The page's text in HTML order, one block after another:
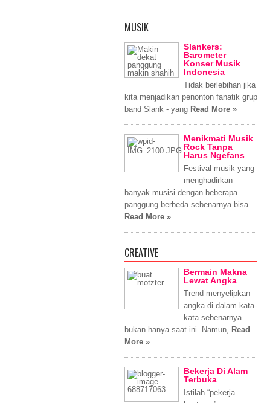
MUSIK
Slankers:
Barometer
Konser Musik
Indonesia
Tidak berlebihan jika
kita menjadikan penonton fanatik grup
band Slank - yang Read More »
Menikmati Musik
Rock Tanpa
Harus Ngefans
Festival musik yang
menghadirkan
banyak musisi dengan beberapa
panggung berbeda sebenarnya bisa
Read More »
CREATIVE
Bermain Makna
Lewat Angka
Trend menyelipkan
angka di dalam kata-
kata sebenarnya
bukan hanya saat ini. Namun, Read
More »
Bekerja Di Alam
Terbuka
Istilah “pekerja